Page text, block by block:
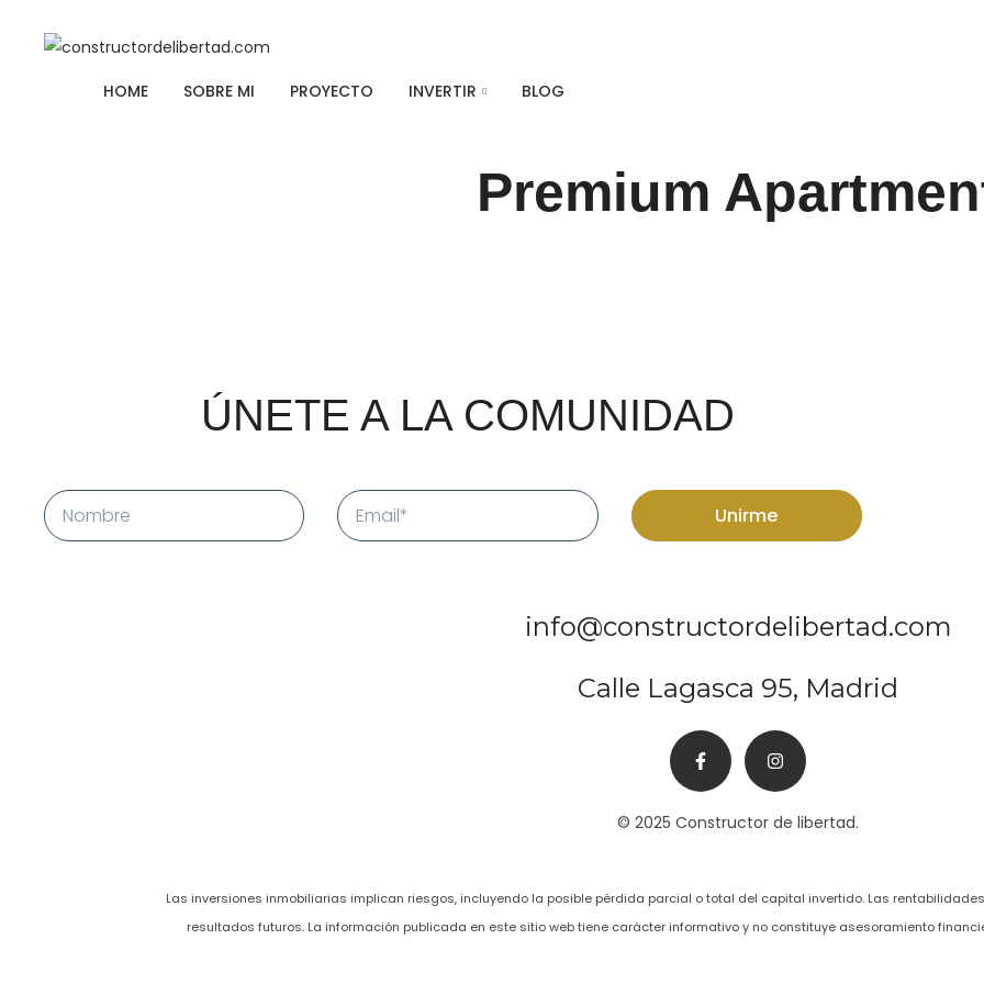
HOME SOBRE MI PROYECTO INVERTIR BLOG
Premium
ÚNETE A LA COMUNIDAD
Unirme
info@constructordelibertad.com
Calle Lagasca 95, Madrid
© 2025 Constructor de libertad.
Las inversiones inmobiliarias implican riesgos, incluyendo la posible pérdida parcial o total del capital invertido. Las
resultados futuros. La información publicada en este sitio web tiene carácter informativo y no constituye asesoramiento